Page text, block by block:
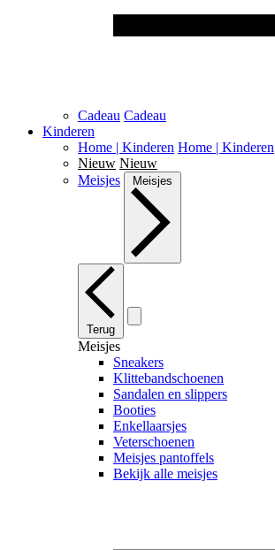
Cadeau Cadeau
Kinderen
Home | Kinderen Home | Kinderen
Nieuw Nieuw
Meisjes
Meisjes
Terug
Meisjes
Sneakers
Klittebandschoenen
Sandalen en slippers
Booties
Enkellaarsjes
Veterschoenen
Meisjes pantoffels
Bekijk alle meisjes